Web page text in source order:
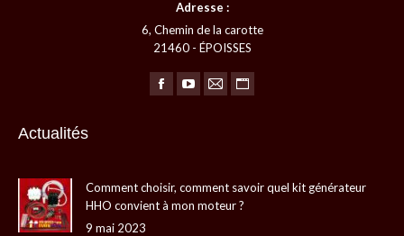
Adresse :
6, Chemin de la carotte
21460 - ÉPOISSES
La
dans
une
La
dans
une
La
s'ouvre
dans
La
s'ouvre
dans
Actualités
Comment choisir, comment savoir quel kit générateur
HHO convient à mon moteur ?
9 mai 2023